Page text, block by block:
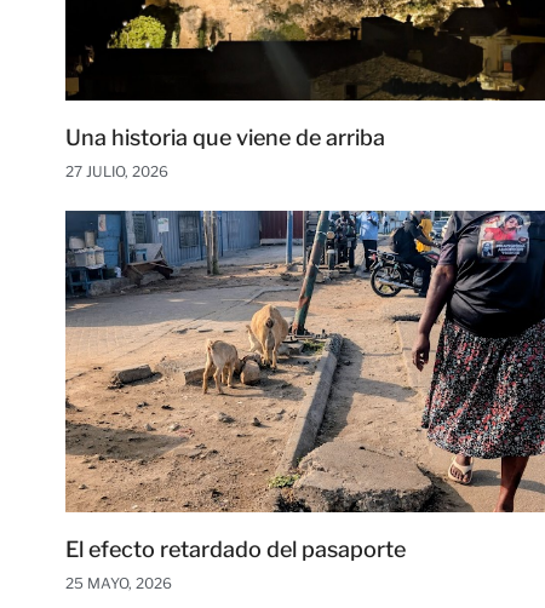
Una historia que viene de arriba
27 JULIO, 2026
El efecto retardado del pasaporte
25 MAYO, 2026